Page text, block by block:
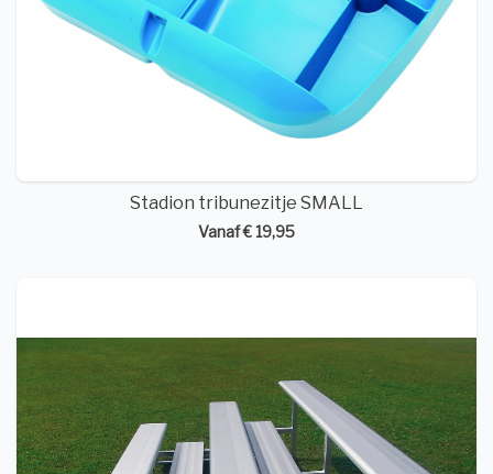
Stadion tribunezitje SMALL
Vanaf € 19,95